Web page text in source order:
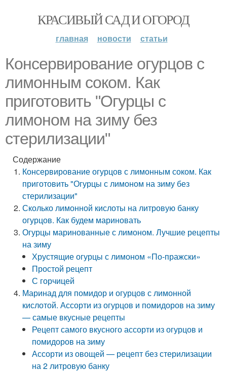
КРАСИВЫЙ САД И ОГОРОД
главная новости статьи
Консервирование огурцов с
лимонным соком. Как
приготовить "Огурцы с
лимоном на зиму без
стерилизации"
Содержание
Консервирование огурцов с лимонным соком. Как
приготовить "Огурцы с лимоном на зиму без
стерилизации"
Сколько лимонной кислоты на литровую банку
огурцов. Как будем мариновать
Огурцы маринованные с лимоном. Лучшие рецепты
на зиму
Хрустящие огурцы с лимоном «По-пражски»
Простой рецепт
С горчицей
Маринад для помидор и огурцов с лимонной
кислотой. Ассорти из огурцов и помидоров на зиму
— самые вкусные рецепты
Рецепт самого вкусного ассорти из огурцов и
помидоров на зиму
Ассорти из овощей — рецепт без стерилизации
на 2 литровую банку